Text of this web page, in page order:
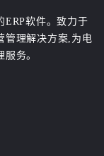
ERP软件。致力于
管理解决方案,为电
务。